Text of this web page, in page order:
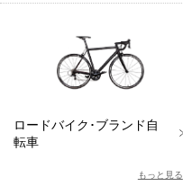
ロードバイク･ブランド自
転車
もっと見る